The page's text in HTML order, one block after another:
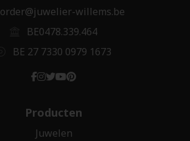
order@juwelier-willems.be
BE0478.339.464
BE 27 7330 0979 1673
Producten
Juwelen